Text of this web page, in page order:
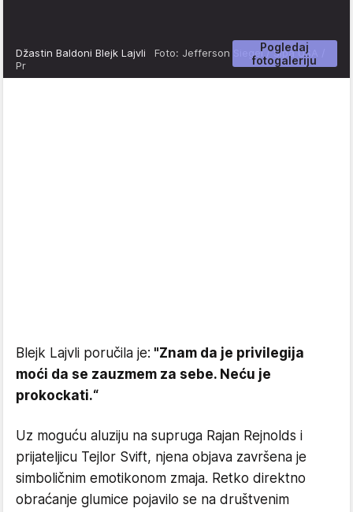
Pogledaj
fotogaleriju
Džastin Baldoni Blejk Lajvli Foto: Jefferson Siegel / Sipa USA /
Pr
Blejk Lajvli poručila je: "Znam da je privilegija
moći da se zauzmem za sebe. Neću je
prokockati.“
Uz moguću aluziju na supruga Rajan Rejnolds i
prijateljicu Tejlor Svift, njena objava završena je
simboličnim emotikonom zmaja. Retko direktno
obraćanje glumice pojavilo se na društvenim